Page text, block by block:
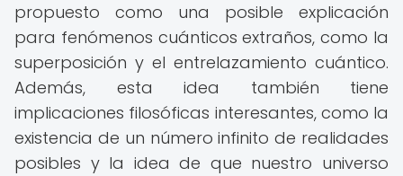
propuesto como una posible explicación
para fenómenos cuánticos extraños, como la
superposición y el entrelazamiento cuántico.
Además, esta idea también tiene
implicaciones filosóficas interesantes, como la
existencia de un número infinito de realidades
posibles y la idea de que nuestro universo